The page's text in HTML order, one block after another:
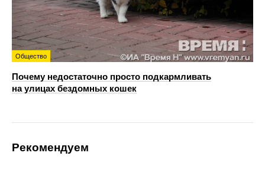
Общество
Почему недостаточно просто подкармливать
на улицах бездомных кошек
Рекомендуем